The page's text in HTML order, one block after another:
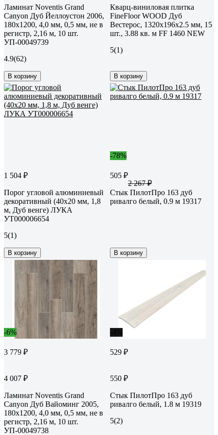
Ламинат Noventis Grand
Сanyon Дуб Йеллоустон 2006,
180x1200, 4,0 мм, 0,5 мм, не в
регистр, 2,16 м, 10 шт.
УП-00049739
4.9(62)
В корзину
Кварц-виниловая плитка
FineFloor WOOD Дуб
Вестерос, 1320х196х2.5 мм, 15
шт., 3.88 кв. м FF 1460 NEW
5(1)
В корзину
1 504 ₽
Порог угловой алюминиевый
декоративный (40х20 мм, 1,8
м, Дуб венге) ЛУКА
УТ000006654
5(1)
В корзину
-78%
505 ₽
2 267 ₽
Стык ПилотПро 163 дуб
ривалго белый, 0.9 м 19317
В корзину
-6%
3 779 ₽
4 007 ₽
Ламинат Noventis Grand
Сanyon Дуб Вайоминг 2005,
180x1200, 4,0 мм, 0,5 мм, не в
регистр, 2,16 м, 10 шт.
УП-00049738
529 ₽
550 ₽
Стык ПилотПро 163 дуб
ривалго белый, 1.8 м 19319
5(2)